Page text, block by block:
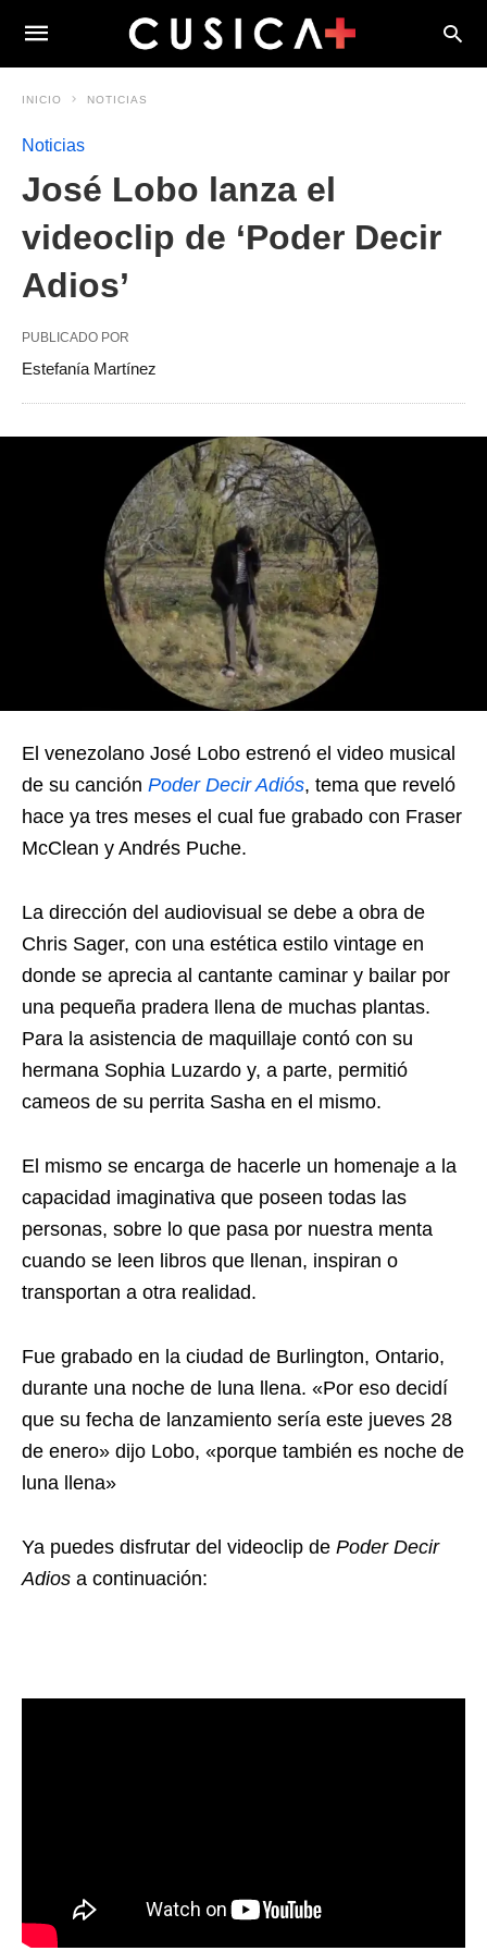
INICIO NOTICIAS
Noticias
José Lobo lanza el
videoclip de ‘Poder Decir
Adios’
PUBLICADO POR
Estefanía Martínez
El venezolano José Lobo estrenó el video musical
de su canción Poder Decir Adiós, tema que reveló
hace ya tres meses el cual fue grabado con Fraser
McClean y Andrés Puche.
La dirección del audiovisual se debe a obra de
Chris Sager, con una estética estilo vintage en
donde se aprecia al cantante caminar y bailar por
una pequeña pradera llena de muchas plantas.
Para la asistencia de maquillaje contó con su
hermana Sophia Luzardo y, a parte, permitió
cameos de su perrita Sasha en el mismo.
El mismo se encarga de hacerle un homenaje a la
capacidad imaginativa que poseen todas las
personas, sobre lo que pasa por nuestra menta
cuando se leen libros que llenan, inspiran o
transportan a otra realidad.
Fue grabado en la ciudad de Burlington, Ontario,
durante una noche de luna llena. «Por eso decidí
que su fecha de lanzamiento sería este jueves 28
de enero» dijo Lobo, «porque también es noche de
luna llena»
Ya puedes disfrutar del videoclip de Poder Decir
Adios a continuación: